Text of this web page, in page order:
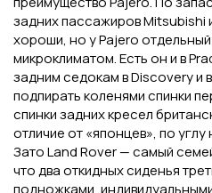
задних пассажиров Mitsubishi
хороши, но у Pajero
микроклиматом. Есть он и в
задним седокам в Discovery и
подпирать коленями спинки
спинки задних кресел
отличие от «японцев», по
Зато Land Rover — самый
что два откидных сиденья
подножками,